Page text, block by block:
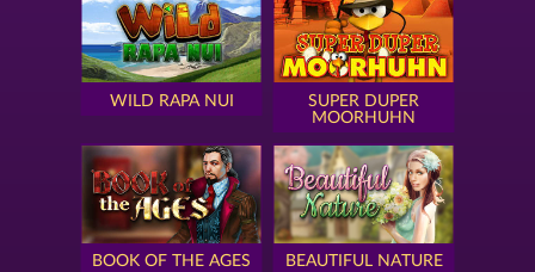
WILD RAPA NUI
SUPER DUPER
MOORHUHN
BOOK OF THE AGES BEAUTIFUL NATURE